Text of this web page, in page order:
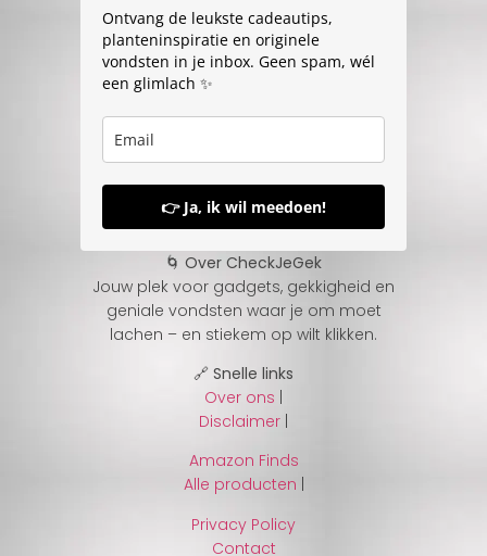
Ontvang de leukste cadeautips,
planteninspiratie en originele
vondsten in je inbox. Geen spam, wél
een glimlach ✨
👉 Ja, ik wil meedoen!
🌀 Over CheckJeGek
Jouw plek voor gadgets, gekkigheid en
geniale vondsten waar je om moet
lachen – en stiekem op wilt klikken.
🔗 Snelle links
Over ons
Disclaimer
Amazon Finds
Alle producten
Privacy Policy
Contact